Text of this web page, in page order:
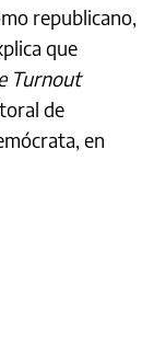
republicano,
que
Turnout
de
en